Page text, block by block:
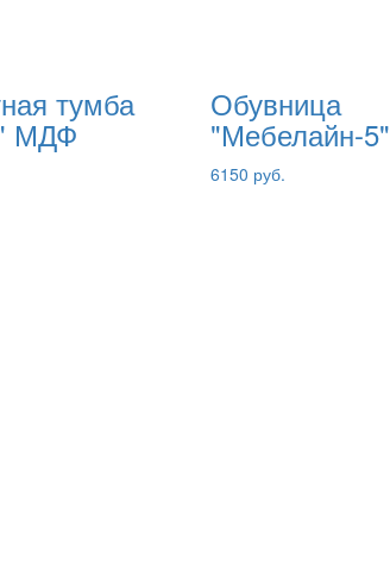
тумба
МДФ
Обувница
"Мебелайн-5"
6150 руб.